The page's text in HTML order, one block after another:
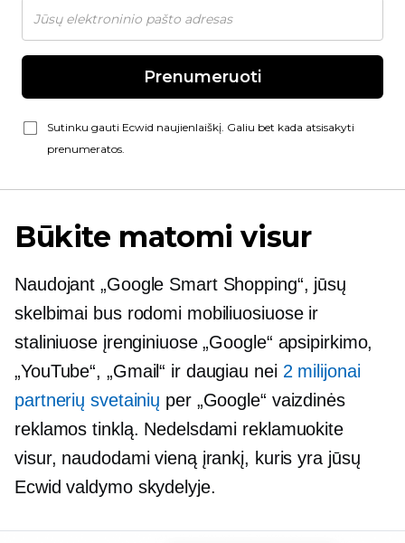
Prenumeruoti
Sutinku gauti Ecwid naujienlaiškį. Galiu bet kada atsisakyti
prenumeratos.
Būkite matomi visur
Naudojant „Google Smart Shopping“, jūsų
skelbimai bus rodomi mobiliuosiuose ir
staliniuose įrenginiuose „Google“ apsipirkimo,
„YouTube“, „Gmail“ ir daugiau nei 2 milijonai
partnerių svetainių per „Google“ vaizdinės
reklamos tinklą. Nedelsdami reklamuokite
visur, naudodami vieną įrankį, kuris yra jūsų
Ecwid valdymo skydelyje.